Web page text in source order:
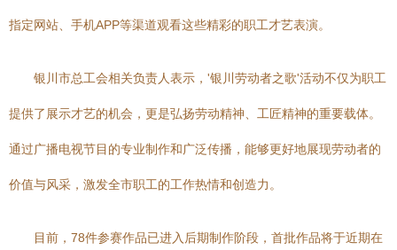
指定网站、手机APP等渠道观看这些精彩的职工才艺表演。
银川市总工会相关负责人表示，'银川劳动者之歌'活动不仅为职工
提供了展示才艺的机会，更是弘扬劳动精神、工匠精神的重要载体。
通过广播电视节目的专业制作和广泛传播，能够更好地展现劳动者的
价值与风采，激发全市职工的工作热情和创造力。
目前，78件参赛作品已进入后期制作阶段，首批作品将于近期在